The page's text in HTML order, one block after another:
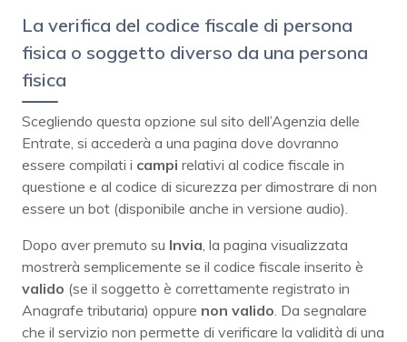
La verifica del codice fiscale di persona
fisica o soggetto diverso da una persona
fisica
Scegliendo questa opzione sul sito dell’Agenzia delle
Entrate, si accederà a una pagina dove dovranno
essere compilati i campi relativi al codice fiscale in
questione e al codice di sicurezza per dimostrare di non
essere un bot (disponibile anche in versione audio).
Dopo aver premuto su Invia , la pagina visualizzata
mostrerà semplicemente se il codice fiscale inserito è
valido (se il soggetto è correttamente registrato in
Anagrafe tributaria) oppure non valido . Da segnalare
che il servizio non permette di verificare la validità di una